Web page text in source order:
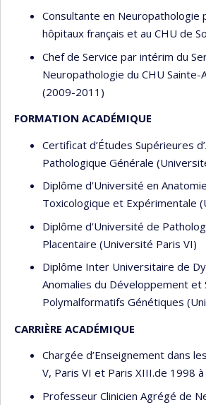
Consultante en Neuropathologie
hôpitaux français et au CHU de
Chef de Service par intérim du
Neuropathologie du CHU Sainte-
(2009-2011)
FORMATION ACADÉMIQUE
Certificat d’Études Supérieures
Pathologique Générale
Diplôme d’Université en
Toxicologique et Expérimentale
Diplôme d’Université de
Placentaire (Université Paris VI)
Diplôme Inter Universitaire de
Anomalies du Développement et
Polymalformatifs Génétiques
CARRIÈRE ACADÉMIQUE
Chargée d’Enseignement dans
V, Paris VI et Paris XIII.de 1998
Professeur Clinicien Agrégé de